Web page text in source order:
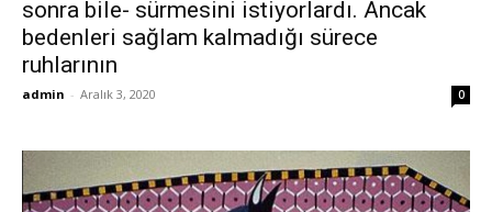
sonra bile- sürmesini istiyorlardı. Ancak
bedenleri sağlam kalmadığı sürece
ruhlarının
admin - Aralık 3, 2020 0